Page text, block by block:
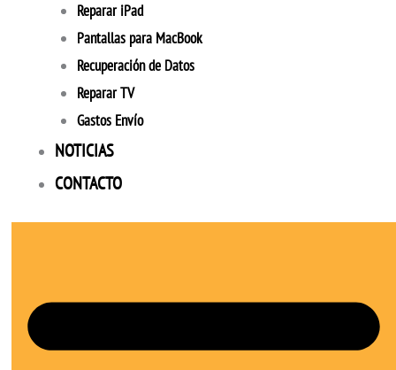
Reparar iPad
Pantallas para MacBook
Recuperación de Datos
Reparar TV
Gastos Envío
NOTICIAS
CONTACTO